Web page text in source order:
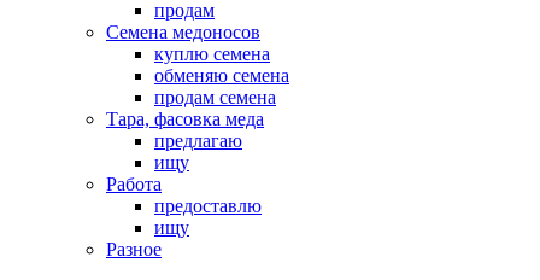
продам
Семена медоносов
куплю семена
обменяю семена
продам семена
Тара, фасовка меда
предлагаю
ищу
Работа
предоставлю
ищу
Разное